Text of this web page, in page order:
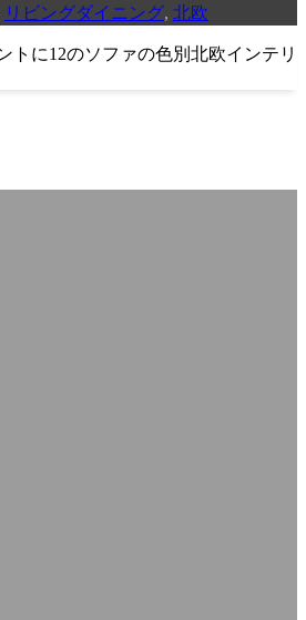
リビングダイニング, 北欧